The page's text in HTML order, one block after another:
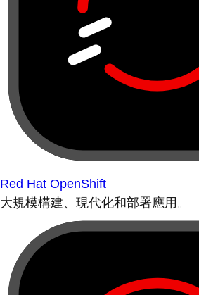
Red Hat OpenShift
大規模構建、現代化和部署應用。